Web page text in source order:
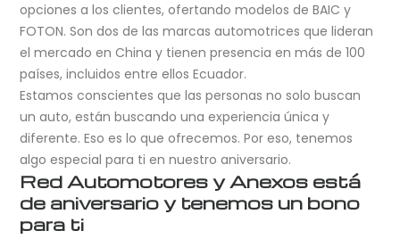
opciones a los clientes, ofertando modelos de BAIC y
FOTON. Son dos de las marcas automotrices que lideran
el mercado en China y tienen presencia en más de 100
países, incluidos entre ellos Ecuador.
Estamos conscientes que las personas no solo buscan
un auto, están buscando una experiencia única y
diferente. Eso es lo que ofrecemos. Por eso, tenemos
algo especial para ti en nuestro aniversario.
Red Automotores y Anexos está
de aniversario y tenemos un bono
para ti